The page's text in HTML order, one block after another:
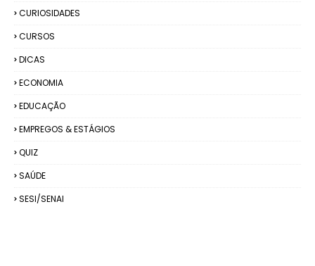
CURIOSIDADES
CURSOS
DICAS
ECONOMIA
EDUCAÇÃO
EMPREGOS & ESTÁGIOS
QUIZ
SAÚDE
SESI/SENAI